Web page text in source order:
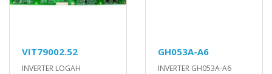
VIT79002.52
INVERTER LOGAH
GH053A-A6
INVERTER GH053A-A6